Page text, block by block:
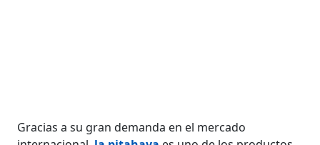
Gracias a su gran demanda en el mercado